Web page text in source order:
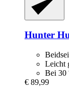
Hunter
Leicht
Bei 30
€ 89,99